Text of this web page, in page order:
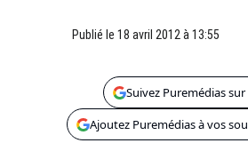
Publié le 18 avril 2012 à 13:55
Suivez Puremédias
Ajoutez Puremédias à vos